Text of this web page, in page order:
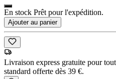
En stock Prêt pour l'expédition.
Ajouter au panier
Livraison express gratuite pour
standard offerte dès 39 €.